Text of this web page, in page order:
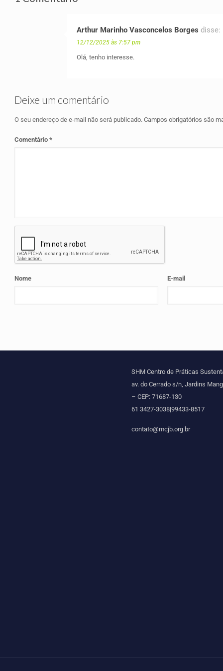
Arthur Marinho Vasconcelos Borges disse:
12/12/2025 às 7:57 pm
Olá, tenho interesse.
Deixe um comentário
O seu endereço de e-mail não será publicado. Campos obrigatórios são
Comentário*
Nome E-mail
SHM Centro de Práticas
av. do Cerrado s/n, Jardins
– CEP: 71687-130
61 3427-3038|99433-8517
contato@mcjb.org.br